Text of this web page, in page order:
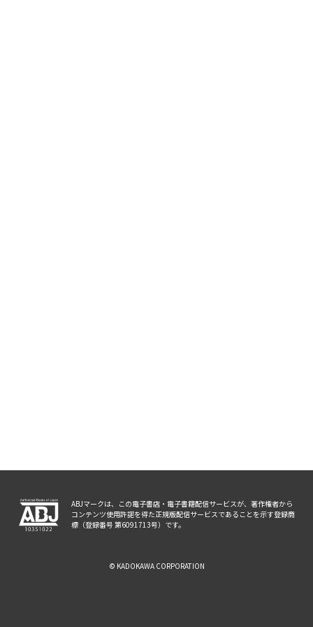
ABJマークは、この電子書店・電子書籍配信サービスが、著作権者から
コンテンツ使用許諾を得た正規版配信サービスであることを示す登録商
標（登録番号 第6091713号）です。
© KADOKAWA CORPORATION